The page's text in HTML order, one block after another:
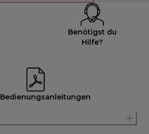
Benötigst du
Hilfe?
Bedienungsanleitungen